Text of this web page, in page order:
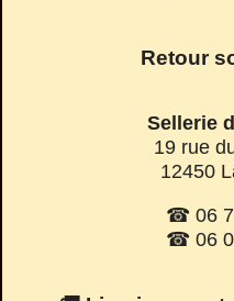
Retour
Sellerie
19 rue
12450
☎ 06
☎ 06